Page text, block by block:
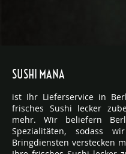
SUSHI MANA
ist Ihr Lieferservice in
frisches Sushi lecker
mehr. Wir beliefern
Spezialitäten, sodass
Bringdiensten verstecken